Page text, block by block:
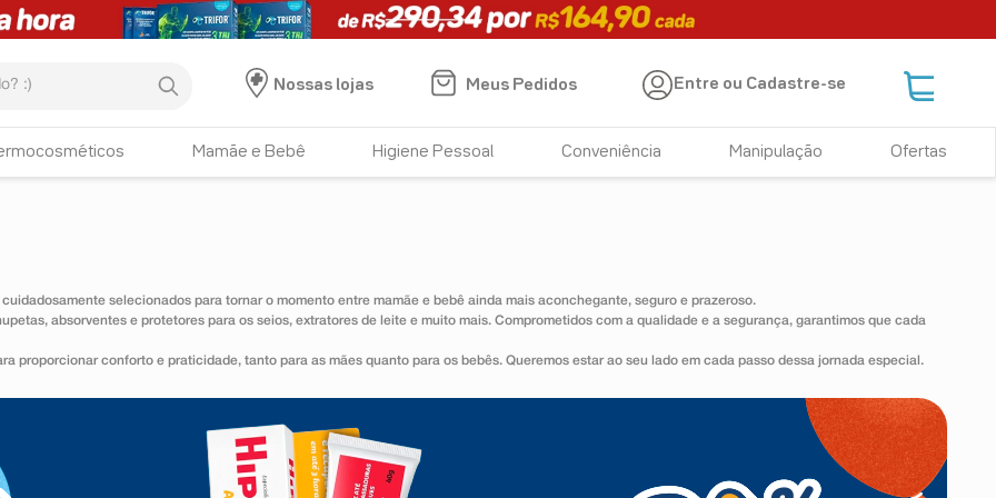
Nossas lojas
Meus Pedidos Entre ou Cadastre-se
Mamãe e Bebê Higiene Pessoal Conveniência Manipulação Ofertas
selecionados para tornar o momento entre mamãe e bebê ainda mais aconchegante, seguro e prazeroso.
absorventes e protetores para os seios, extratores de leite e muito mais. Comprometidos com a qualidade e a segurança, garantimos que cada
proporcionar conforto e praticidade, tanto para as mães quanto para os bebês. Queremos estar ao seu lado em cada passo dessa jornada especial.